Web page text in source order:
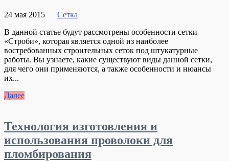
24 мая 2015
Сетка
В данной статье будут рассмотрены особенности сетки
«Строби», которая является одной из наиболее
востребованных строительных сеток под штукатурные
работы. Вы узнаете, какие существуют виды данной сетки,
для чего они применяются, а также особенности и нюансы
их...
Далее
Технология изготовления и
использования проволоки для
пломбирования